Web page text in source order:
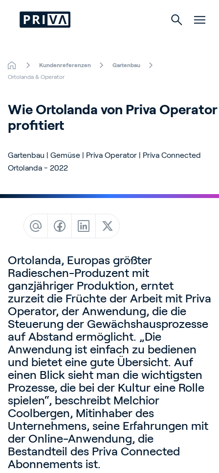
Blog
Events
Service und Support
Partners
Academy
Anmelden
Deutsch
Kundenreferenzen
Gartenbau
Ortolanda & Operator
Wie Ortolanda von Priva Operator
profitiert
Gartenbau | Gemüse | Priva Operator | Priva Connected
Ortolanda - 2022
Ortolanda, Europas größter
Radieschen-Produzent mit
ganzjähriger Produktion, erntet
zurzeit die Früchte der Arbeit mit Priva
Operator, der Anwendung, die die
Steuerung der Gewächshausprozesse
auf Abstand ermöglicht. „Die
Anwendung ist einfach zu bedienen
und bietet eine gute Übersicht. Auf
einen Blick sieht man die wichtigsten
Prozesse, die bei der Kultur eine Rolle
spielen“, beschreibt Melchior
Coolbergen, Mitinhaber des
Unternehmens, seine Erfahrungen mit
der Online-Anwendung, die
Bestandteil des Priva Connected
Abonnements ist.